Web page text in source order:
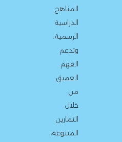
المناهج
الدراسية
الرسمية،
وتدعم
الفهم
العميق
من
خلال
التمارين
المتنوعة،